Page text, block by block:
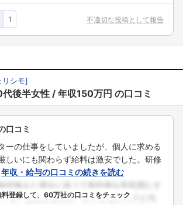
1 不適切な投稿として報告
リシモ]
後半女性 年収150万円 の口コミ
口コミ
ーの仕事をしていましたが、個人に求める
しいにも関わらず給料は激安でした。研修
年収・給与の口コミの続きを読む
料登録して、60万社の口コミをチェック